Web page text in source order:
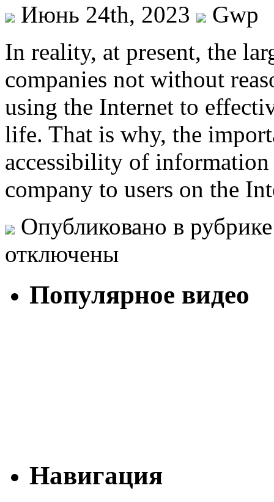
Июнь 24th, 2023
Gwp
In reality, at present, the
companies not without
using the Internet to
life. That is why, the
accessibility of
company to users on the
Опубликовано в
отключены
Популярное видео
Навигация